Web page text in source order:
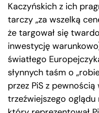
Kaczyńskich z ich
tarczy „za wszelką
że targował się
inwestycję
światłego
słynnych taśm o
przez PiS z pewnością
trzeźwiejszego oglądu